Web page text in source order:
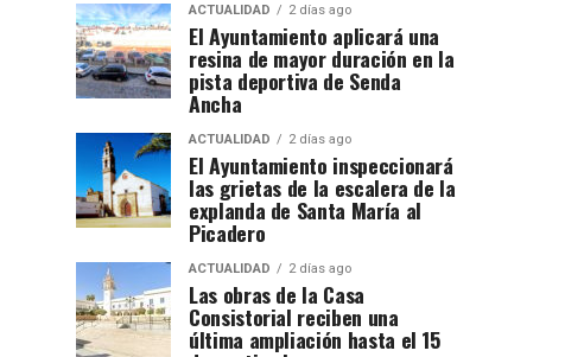
ACTUALIDAD 2 días ago
El Ayuntamiento aplicará una
resina de mayor duración en la
pista deportiva de Senda
Ancha
ACTUALIDAD 2 días ago
El Ayuntamiento inspeccionará
las grietas de la escalera de la
explanda de Santa María al
Picadero
ACTUALIDAD 2 días ago
Las obras de la Casa
Consistorial reciben una
última ampliación hasta el 15